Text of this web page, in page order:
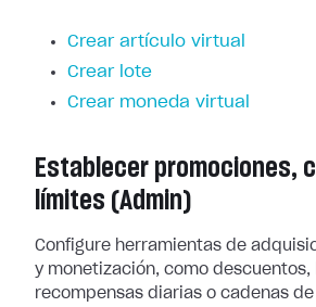
Crear artículo virtual
Crear lote
Crear moneda virtual
Establecer promociones,
límites (Admin)
Configure herramientas de
y monetización, como descuentos,
recompensas diarias o cadenas